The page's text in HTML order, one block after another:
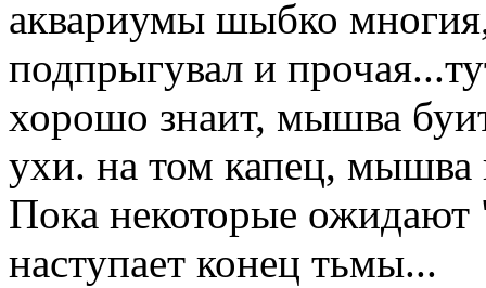
аквариумы шыбко
подпрыгувал и
хорошо знаит, мышва
ухи. на том капец,
Пока некоторые ожидают
наступает конец тьмы...